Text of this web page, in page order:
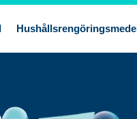
Hushållsrengöringsmedel